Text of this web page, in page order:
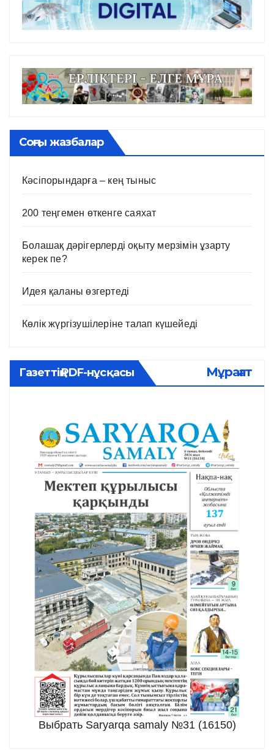
Соңғы жазбалар
Кәсіпорындарға – кең тыныс
200 теңгемен өткенге саяхат
Болашақ дәрігерлерді оқыту мерзімін ұзарту
керек пе?
Идея қаланы өзгертеді
Көлік жүргізушілеріне талап күшейеді
Газеттің PDF-нұсқасы Мұрағат
Выбрать Saryarqa samaly №31 (16150)